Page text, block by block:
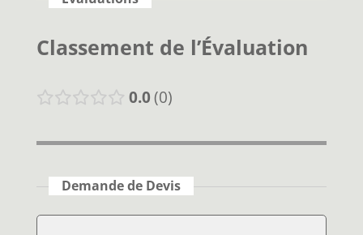
Classement de l’Évaluation
0.0 0
Demande de Devis